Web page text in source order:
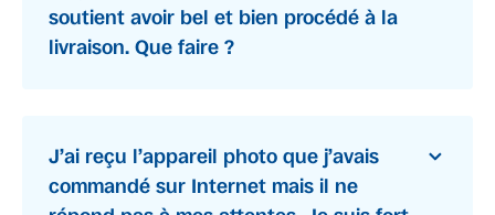
soutient avoir bel et bien procédé à la
livraison. Que faire ?
J’ai reçu l’appareil photo que j’avais
commandé sur Internet mais il ne